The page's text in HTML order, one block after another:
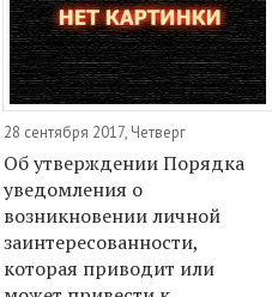
28 сентября 2017, Четверг
Об утверждении Порядка
уведомления о
возникновении личной
заинтересованности,
которая приводит или